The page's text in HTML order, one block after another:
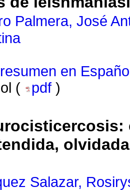
Palmera, José
resumen en
(
pdf )
:
Salazar,